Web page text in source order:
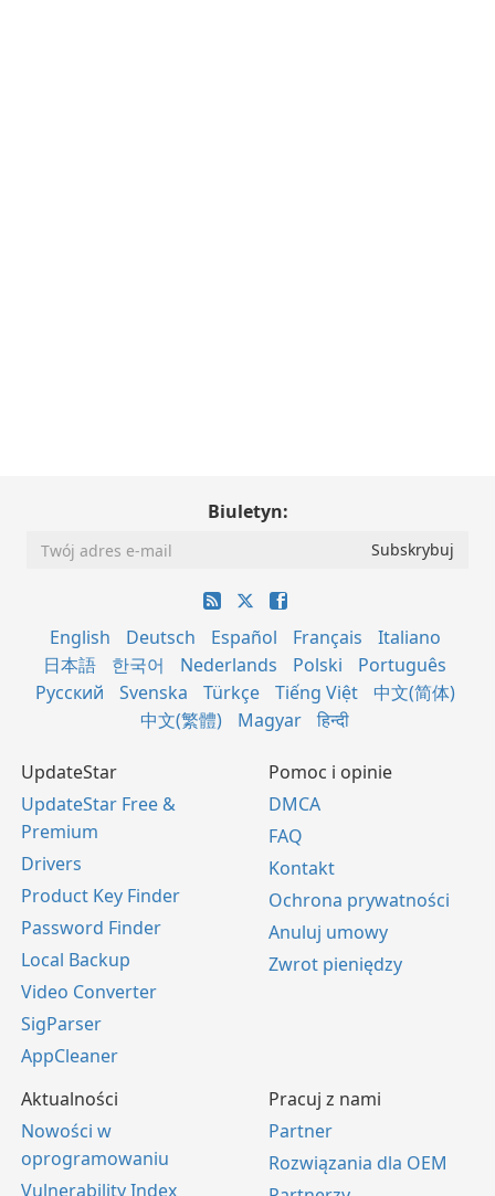
Biuletyn:
English Deutsch Español Français
Italiano
日本語
한국어 Nederlands Polski
Português
Русский
Svenska Türkçe Tiếng Việt
中文(简体)
中文(繁體)
Magyar हिन्दी
UpdateStar
UpdateStar Free &
Premium
Drivers
Product Key Finder
Password Finder
Local Backup
Video Converter
SigParser
AppCleaner
Pomoc i opinie
DMCA
FAQ
Kontakt
Ochrona prywatności
Anuluj umowy
Zwrot pieniędzy
Aktualności
Nowości w
oprogramowaniu
Vulnerability Index
Pracuj z nami
Partner
Rozwiązania dla OEM